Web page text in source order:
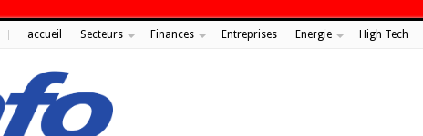
accueil Secteurs Finances Entreprises Energie High Tech